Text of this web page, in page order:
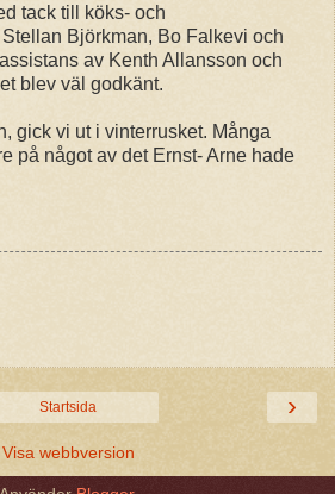
tack till köks- och
Björkman, Bo Falkevi och
av Kenth Allansson och
blev väl godkänt.
gick vi ut i vinterrusket. Många
på något av det Ernst- Arne hade
›
Startsida
Visa webbversion